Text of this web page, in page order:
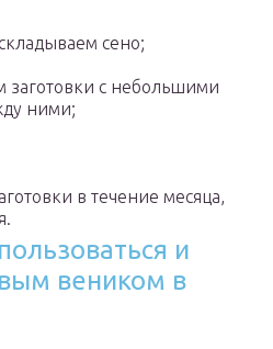
сено;
заготовки с небольшими
ними;
в течение месяца,
и
веником в